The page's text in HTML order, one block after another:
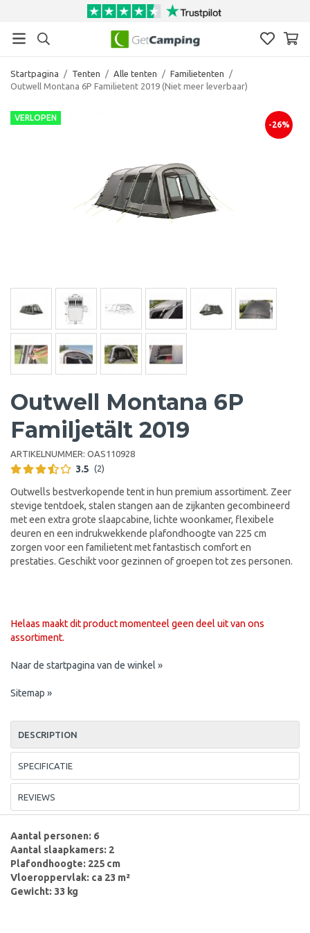
Startpagina / Tenten / Alle tenten / Familietenten
/
Outwell Montana 6P Familietent 2019 (Niet meer leverbaar)
VERLOPEN
-26%
Outwell Montana 6P
Familjetält 2019
ARTIKELNUMMER: OAS110928
3.5 (2)
Outwells bestverkopende tent in hun premium assortiment. Zeer
stevige tentdoek, stalen stangen aan de zijkanten gecombineerd
met een extra grote slaapcabine, lichte woonkamer, flexibele
deuren en een indrukwekkende plafondhoogte van 225 cm
zorgen voor een familietent met fantastisch comfort en
prestaties. Geschikt voor gezinnen of groepen tot zes personen.
Helaas maakt dit product momenteel geen deel uit van ons
assortiment.
Naar de startpagina van de winkel »
Sitemap »
DESCRIPTION
SPECIFICATIE
REVIEWS
Aantal personen: 6
Aantal slaapkamers: 2
Plafondhoogte: 225 cm
Vloeroppervlak: ca 23 m²
Gewicht: 33 kg